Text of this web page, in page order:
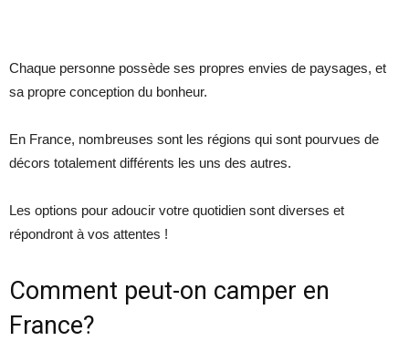
Chaque personne possède ses propres envies de paysages, et
sa propre conception du bonheur.
En France, nombreuses sont les régions qui sont pourvues de
décors totalement différents les uns des autres.
Les options pour adoucir votre quotidien sont diverses et
répondront à vos attentes !
Comment peut-on camper en
France?